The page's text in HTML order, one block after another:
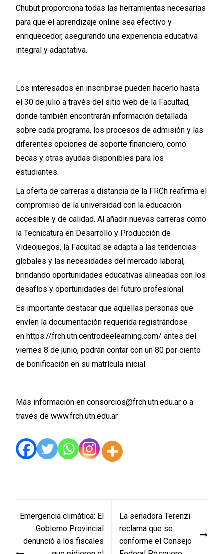
Chubut proporciona todas las herramientas necesarias
para que el aprendizaje online sea efectivo y
enriquecedor, asegurando una experiencia educativa
integral y adaptativa.
Los interesados en inscribirse pueden hacerlo hasta
el 30 de julio a través del sitio web de la Facultad,
donde también encontrarán información detallada
sobre cada programa, los procesos de admisión y las
diferentes opciones de soporte financiero, como
becas y otras ayudas disponibles para los
estudiantes.
La oferta de carreras a distancia de la FRCh reafirma el
compromiso de la universidad con la educación
accesible y de calidad. Al añadir nuevas carreras como
la Tecnicatura en Desarrollo y Producción de
Videojuegos, la Facultad se adapta a las tendencias
globales y las necesidades del mercado laboral,
brindando oportunidades educativas alineadas con los
desafíos y oportunidades del futuro profesional.
Es importante destacar que aquellas personas que
envíen la documentación requerida registrándose
enhttps://frch.utn.centrodeelearning.com/ antes del
viernes 8 de junio, podrán contar con un 80 por ciento
de bonificación en su matrícula inicial.
Más información enconsorcios@frch.utn.edu.ar o a
través dewww.frch.utn.edu.ar
de
entradas
Emergencia climática: El
Gobierno Provincial
denunció a los fiscales
La senadora Terenzi
reclama que se
conforme el Consejo